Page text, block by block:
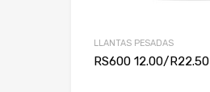
LLANTAS PESADAS
RS600 12.00/R22.50